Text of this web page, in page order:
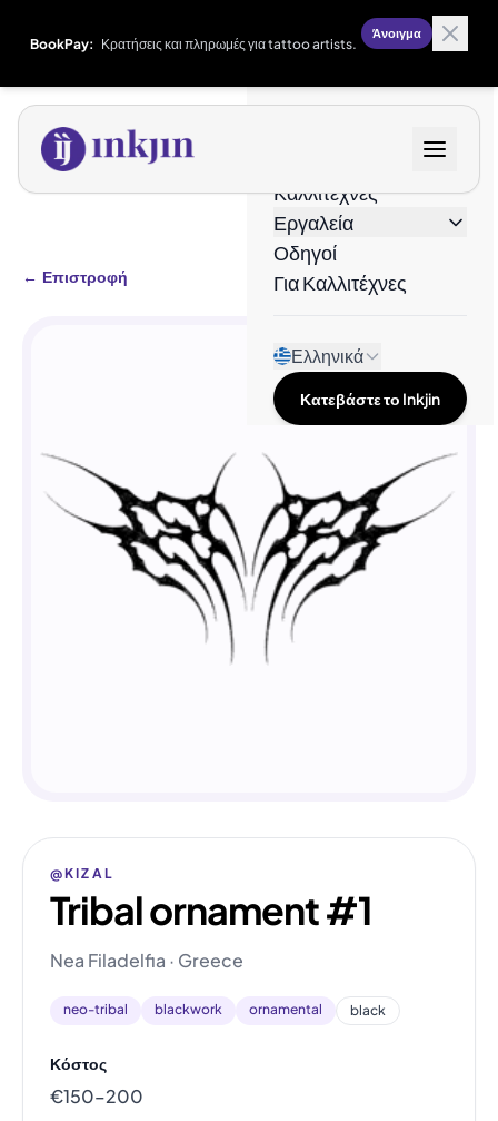
BookPay: Κρατήσεις και πληρωμές για tattoo artists.
Άνοιγμα
Καλλιτέχνες
Εργαλεία
Οδηγοί
Για Καλλιτέχνες
Ελληνικά
Κατεβάστε το Inkjin
← Επιστροφή
@KIZAL
Tribal ornament #1
Nea Filadelfia · Greece
neo-tribal blackwork ornamental black
Κόστος
€150–200